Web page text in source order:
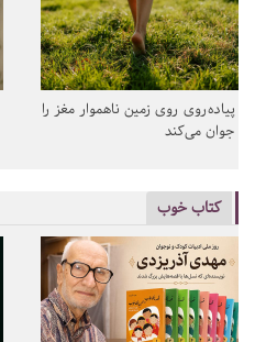
پیاده‌روی روی زمین ناهموار مغز را
جوان می‌کند
کتاب خوب